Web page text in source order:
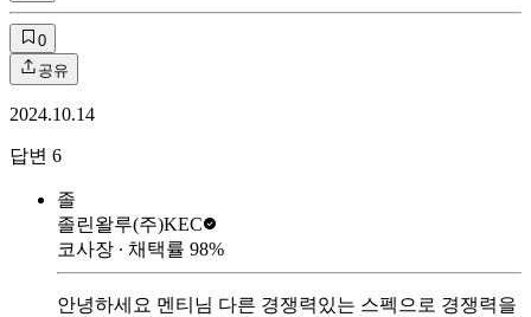
0
공유
2024.10.14
답변 6
졸
졸린왈루(주)KEC
코사장 ∙ 채택률 98%
안녕하세요 멘티님 다른 경쟁력있는 스펙으로 경쟁력을